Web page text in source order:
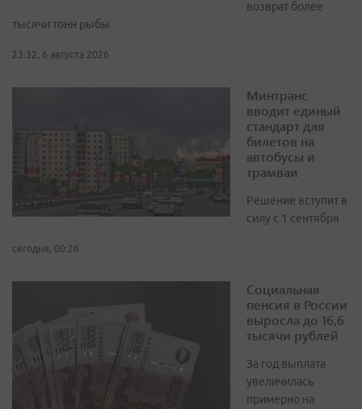
возврат более
тысячи тонн рыбы
23:32, 6 августа 2026
Минтранс
вводит единый
стандарт для
билетов на
автобусы и
трамваи
Решение вступит в
силу с 1 сентября
сегодня, 00:26
Социальная
пенсия в России
выросла до 16,6
тысячи рублей
За год выплата
увеличилась
примерно на